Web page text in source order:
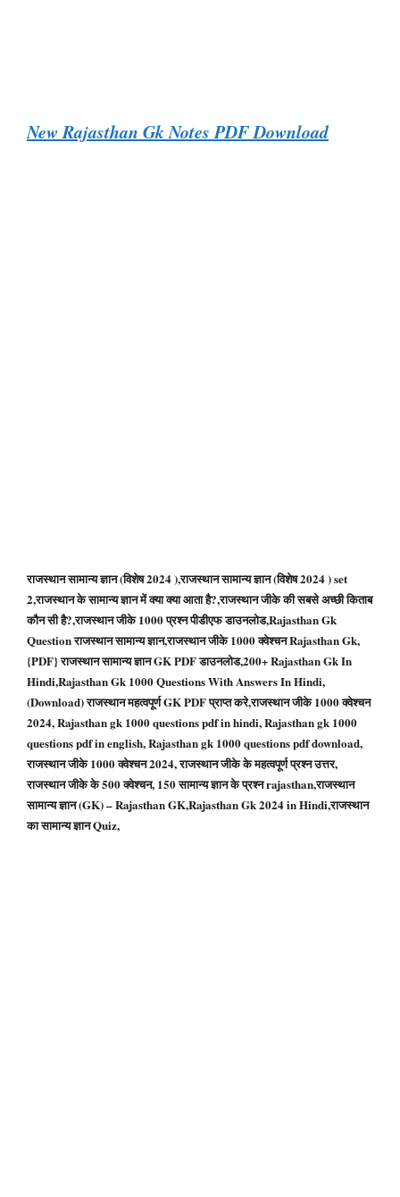
New Rajasthan Gk Notes PDF Download
राजस्थान सामान्य ज्ञान (विशेष 2024 ),राजस्थान सामान्य ज्ञान (विशेष 2024 ) set
2,राजस्थान के सामान्य ज्ञान में क्या क्या आता है?,राजस्थान जीके की सबसे अच्छी किताब
कौन सी है?,राजस्थान जीके 1000 प्रश्न पीडीएफ डाउनलोड,Rajasthan Gk
Question राजस्‍थान सामान्‍य ज्ञान,राजस्थान जीके 1000 क्वेश्चन Rajasthan Gk,
{PDF} राजस्थान सामान्य ज्ञान GK PDF डाउनलोड,200+ Rajasthan Gk In
Hindi,Rajasthan Gk 1000 Questions With Answers In Hindi,
(Download) राजस्थान महत्वपूर्ण GK PDF प्राप्त करे,राजस्थान जीके 1000 क्वेश्चन
2024, Rajasthan gk 1000 questions pdf in hindi, Rajasthan gk 1000
questions pdf in english, Rajasthan gk 1000 questions pdf download,
राजस्थान जीके 1000 क्वेश्चन 2024, राजस्थान जीके के महत्वपूर्ण प्रश्न उत्तर,
राजस्थान जीके के 500 क्वेश्चन, 150 सामान्य ज्ञान के प्रश्न rajasthan,राजस्थान
सामान्य ज्ञान (GK) – Rajasthan GK,Rajasthan Gk 2024 in Hindi,राजस्थान
का सामान्य ज्ञान Quiz,